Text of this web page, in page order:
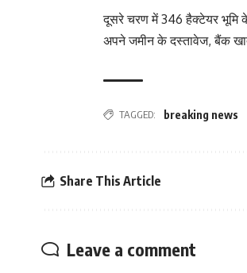
दूसरे चरण में 346 हैक्टेयर भूमि
अपने जमीन के दस्तावेज, बैंक
TAGGED: breaking news
Share This Article
Leave a comment